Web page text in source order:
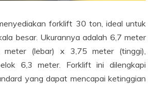
forklift 30 ton, ideal untuk
besar. Ukurannya adalah 6,7 meter
(lebar) x 3,75 meter (tinggi),
6,3 meter. Forklift ini dilengkapi
yang dapat mencapai ketinggian